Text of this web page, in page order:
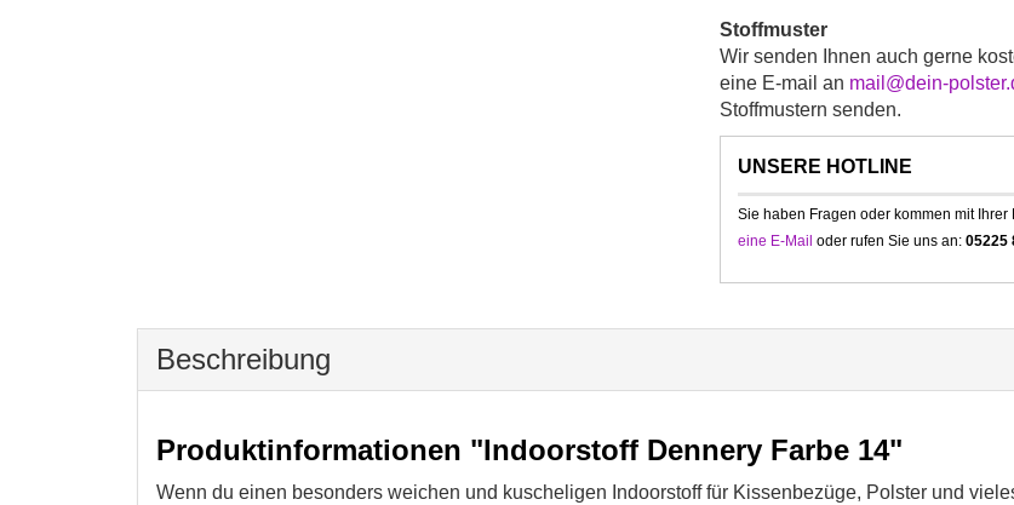
Stoffmuster
Wir senden Ihnen auch gerne
eine E-mail an mail@dein-
Stoffmustern senden.
UNSERE HOTLINE
Sie haben Fragen oder kommen mit
eine E-Mail oder rufen Sie uns an: 05225
Beschreibung
Produktinformationen "Indoorstoff Dennery Farbe 14"
Wenn du einen besonders weichen und kuscheligen Indoorstoff für Kissenbezüge, Polster und